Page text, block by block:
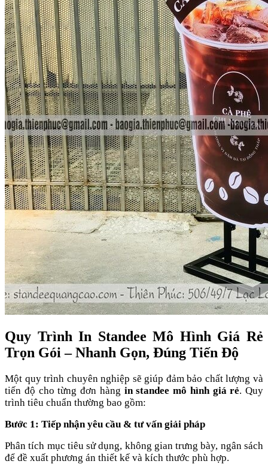
Quy Trình In Standee Mô Hình Giá Rẻ
Trọn Gói – Nhanh Gọn, Đúng Tiến Độ
Một quy trình chuyên nghiệp sẽ giúp đảm bảo chất lượng và
tiến độ cho từng đơn hàng in standee mô hình giá rẻ. Quy
trình tiêu chuẩn thường bao gồm:
Bước 1: Tiếp nhận yêu cầu & tư vấn giải pháp
Phân tích mục tiêu sử dụng, không gian trưng bày, ngân sách
để đề xuất phương án thiết kế và kích thước phù hợp.